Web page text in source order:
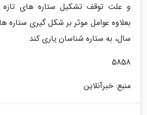
و علت توقف تشکیل ستاره های
بعلاوه عوامل موثر بر شکل گیری ستاره
سال، به ستاره شناسان یاری کند.
5858
منبع: خبرآنلاین